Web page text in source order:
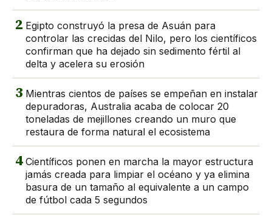
2 Egipto construyó la presa de Asuán para
controlar las crecidas del Nilo, pero los científicos
confirman que ha dejado sin sedimento fértil al
delta y acelera su erosión
3 Mientras cientos de países se empeñan en instalar
depuradoras, Australia acaba de colocar 20
toneladas de mejillones creando un muro que
restaura de forma natural el ecosistema
4 Científicos ponen en marcha la mayor estructura
jamás creada para limpiar el océano y ya elimina
basura de un tamaño al equivalente a un campo
de fútbol cada 5 segundos